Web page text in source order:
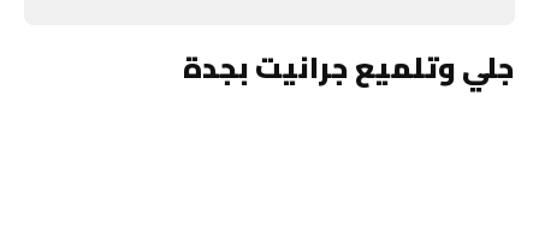
جلي وتلميع جرانيت بجدة